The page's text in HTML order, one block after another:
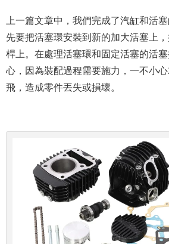
上一篇文章中，我們完成了汽缸和活
先要把活塞環安裝到新的加大活塞上
桿上。在處理活塞環和固定活塞的活
心，因為裝配過程需要施力，一不小
飛，造成零件丟失或損壞。